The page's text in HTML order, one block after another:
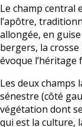
Le champ central
l’apôtre,
allongée, en
bergers, la crosse
évoque l’héritage
Les deux champs
sénestre (côté
végétation dont
qui est la culture,